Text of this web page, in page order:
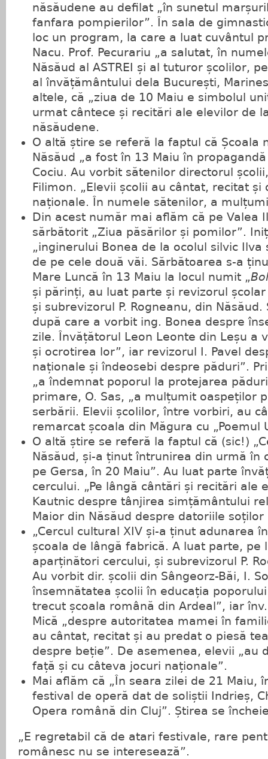
năsăudene au defilat „în sunetul
fanfara pompierilor”. În sala de
loc un program, la care a luat cuvântul
Nacu. Prof. Pecurariu „a salutat, în
Năsăud al ASTREI și al tuturor școlilor,
al învățământului dela București,
altele, că „ziua de 10 Maiu e simbolul
urmat cântece și recitări ale elevilor de
năsăudene.
O altă știre se referă la faptul că Școala
Năsăud „a fost în 13 Maiu în
Cociu. Au vorbit sătenilor directorul
Filimon. „Elevii școlii au cântat, recitat și
naționale. În numele sătenilor, a
Din acest număr mai aflăm că pe Valea
sărbătorit „Ziua păsărilor și pomilor”.
„inginerului Bonea de la ocolul silvic
de pe cele două văi. Sărbătoarea s-a
Mare Luncă în 13 Maiu la locul numit „
și părinți, au luat parte și revizorul
și subrevizorul P. Rogneanu, din
după care a vorbit ing. Bonea despre
zile. Învățătorul Leon Leonte din Leșu a
și ocrotirea lor”, iar revizorul I. Pavel
naționale și îndeosebi despre păduri”.
„a îndemnat poporul la protejarea
primare, O. Sas, „a mulțumit oaspeților
serbării. Elevii școlilor, între vorbiri, au
remarcat școala din Măgura cu „Poemul
O altă știre se referă la faptul că (sic!)
Năsăud, și-a ținut întrunirea din urmă în
pe Gersa, în 20 Maiu”. Au luat parte
cercului. „Pe lângă cântări și recitări ale
Kautnic despre tânjirea simțământului
Maior din Năsăud despre datoriile soților
„Cercul cultural XIV și-a ținut adunarea
școala de lângă fabrică. A luat parte, pe
aparținători cercului, și subrevizorul P.
Au vorbit dir. școlii din Sângeorz-Băi, I.
însemnătatea școlii în educația
trecut școala română din Ardeal”, iar
Mică „despre autoritatea mamei în
au cântat, recitat și au predat o piesă
despre beție”. De asemenea, elevii „au
față și cu câteva jocuri naționale”.
Mai aflăm că „În seara zilei de 21 Maiu,
festival de operă dat de soliștii Indrieș,
Opera română din Cluj”. Știrea se
„E regretabil că de atari festivale, rare
românesc nu se interesează”.